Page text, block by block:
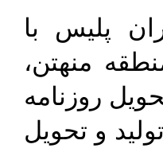
پلیس با
منهتن،
روزنامه
و تحویل